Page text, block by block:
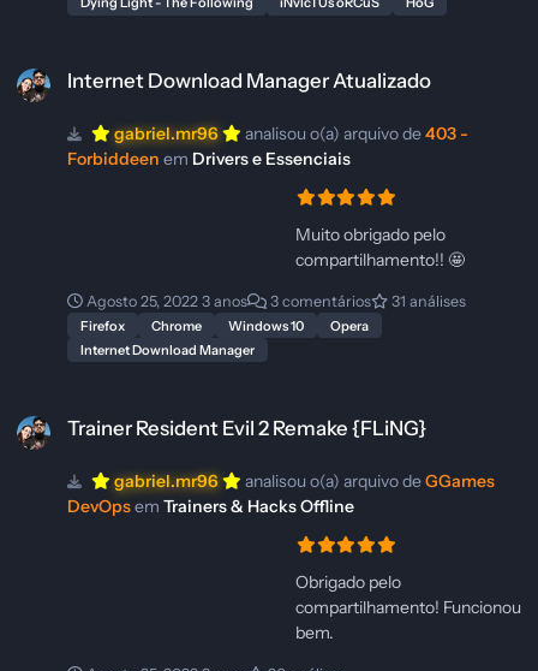
Internet Download Manager Atualizado
gabriel.mr96 analisou o(a) arquivo de403 -
Forbiddeen em Drivers e Essenciais
Muito obrigado pelo
compartilhamento!! 🤩
Agosto 25, 2022 3 anos 3 comentários 31 análises
Firefox Chrome Windows 10
Opera
Internet Download Manager
Trainer Resident Evil 2 Remake {FLiNG}
gabriel.mr96 analisou o(a) arquivo deGGames
DevOpsem Trainers & Hacks Offline
Obrigado pelo
compartilhamento! Funcionou
bem.